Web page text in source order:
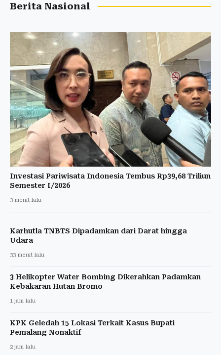
Berita Nasional
Investasi Pariwisata Indonesia Tembus Rp39,68 Triliun
Semester I/2026
3 menit lalu
Karhutla TNBTS Dipadamkan dari Darat hingga
Udara
33 menit lalu
3 Helikopter Water Bombing Dikerahkan Padamkan
Kebakaran Hutan Bromo
1 jam lalu
KPK Geledah 15 Lokasi Terkait Kasus Bupati
Pemalang Nonaktif
2 jam lalu